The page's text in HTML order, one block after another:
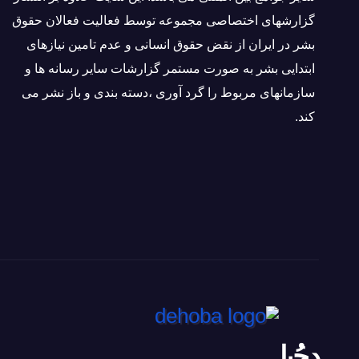
گزارشهای اختصاصی مجموعه توسط فعاليت فعالان حقوق
بشر در ایران از نقض حقوق انسانی و عدم تامین نیازهای
ابتدایی بشر به صورت مستمر گزارشات سایر رسانه ها و
سازمانهای مربوط را گرد آوری ،دسته بندی و باز نشر می
كند.